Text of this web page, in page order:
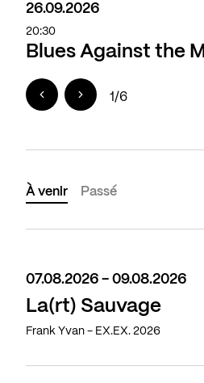
Blues Against the
26.09.2026
20:30
1/6
À venir Passé
07.08.2026 - 09.08.2026
La(rt) Sauvage
Frank Yvan - EX.EX. 2026